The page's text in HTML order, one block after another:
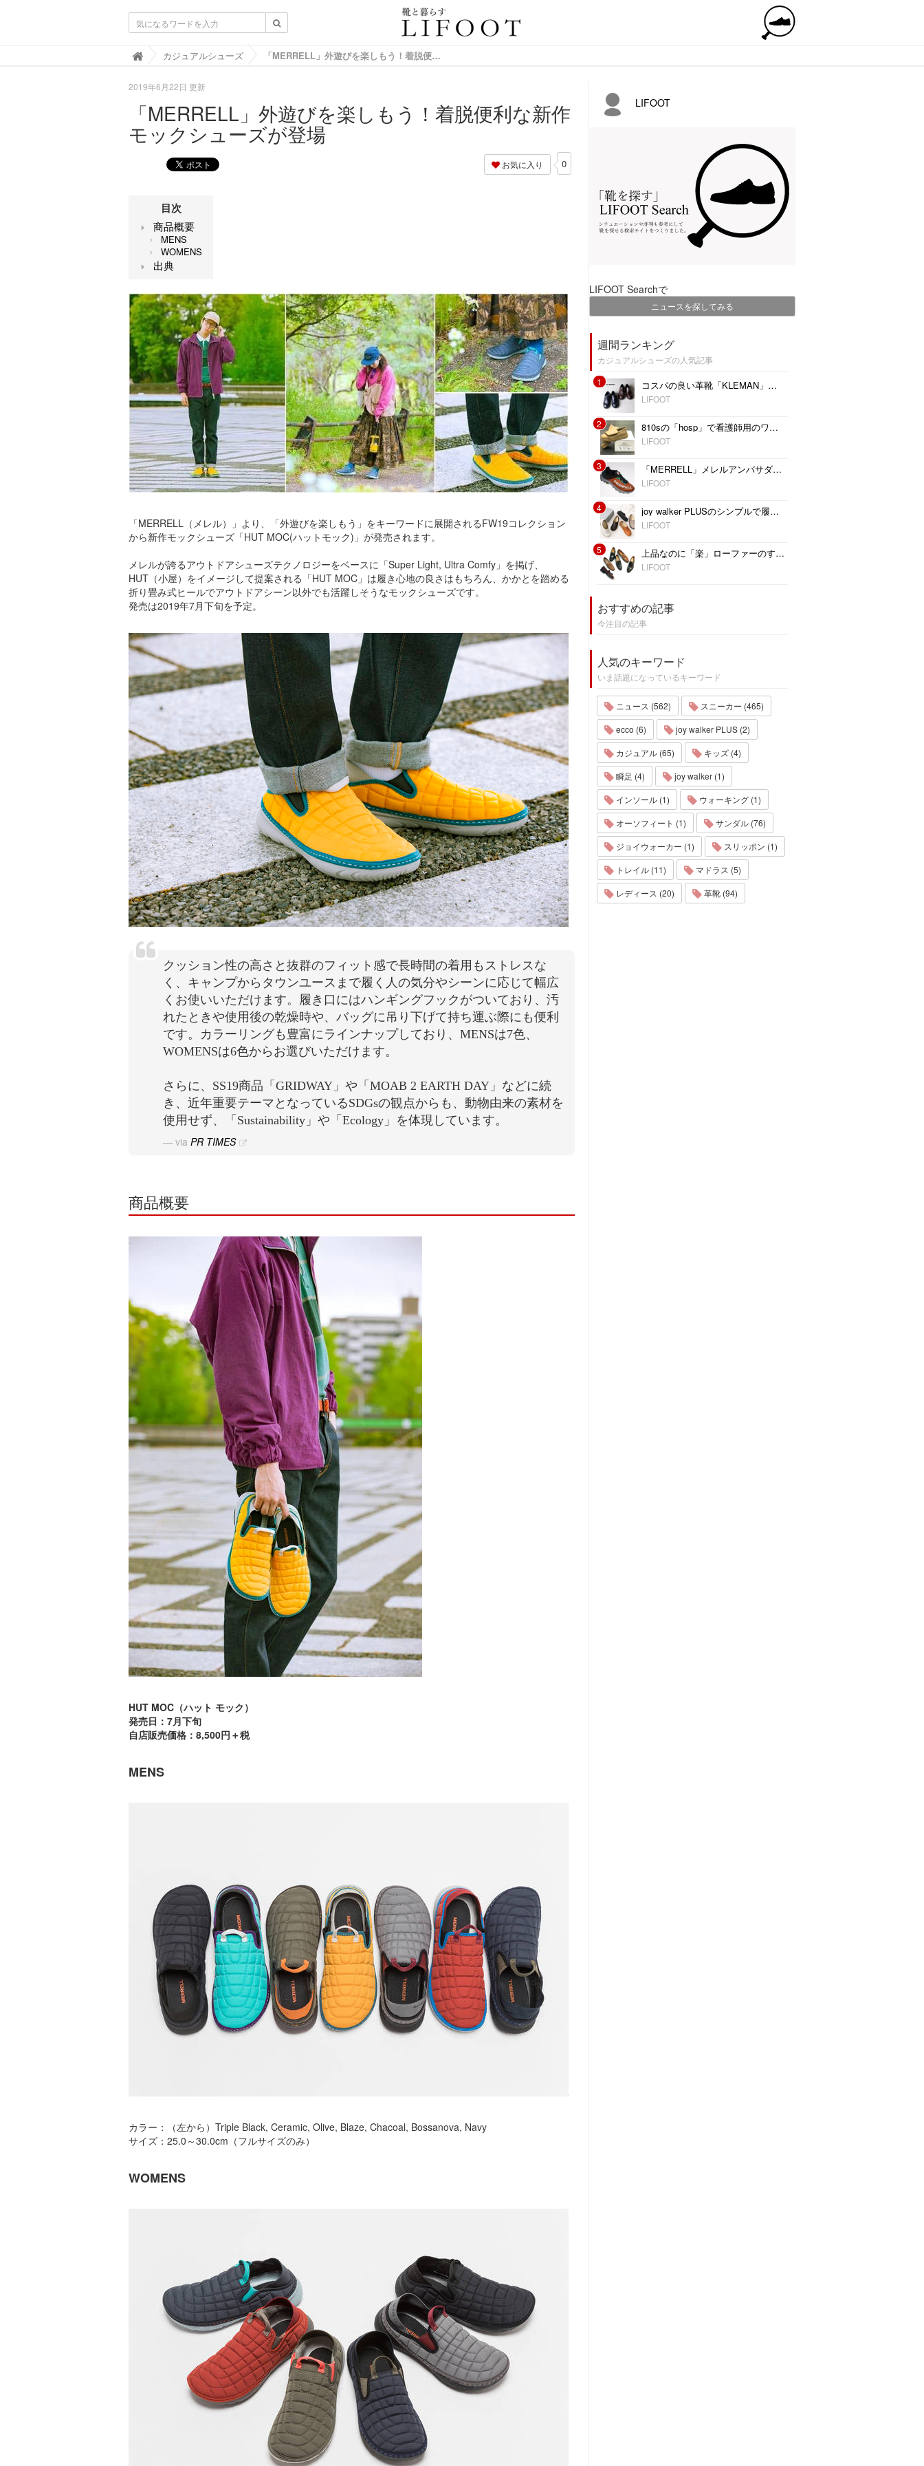
靴と暮らすLIFOOT【ライフット】-靴の情報サイト
カジュアルシューズ 「MERRELL」外遊びを楽しもう！着脱便利な新作モックシューズが登場
2019年6月22日 更新
「MERRELL」外遊びを楽しもう！着脱便利な新作
モックシューズが登場
お気に入り 0
目次
商品概要
MENS
WOMENS
出典
「MERRELL（メレル）」より、「外遊びを楽しもう」をキーワードに展開されるFW19コレクション
から新作モックシューズ「HUT MOC(ハットモック)」が発売されます。
メレルが誇るアウトドアシューズテクノロジーをベースに「Super Light, Ultra Comfy」を掲げ、
HUT（小屋）をイメージして提案される「HUT MOC」は履き心地の良さはもちろん、かかとを踏める
折り畳み式ヒールでアウトドアシーン以外でも活躍しそうなモックシューズです。
発売は2019年7月下旬を予定。
クッション性の高さと抜群のフィット感で長時間の着用もストレスな
く、キャンプからタウンユースまで履く人の気分やシーンに応じて幅広
くお使いいただけます。履き口にはハンギングフックがついており、汚
れたときや使用後の乾燥時や、バッグに吊り下げて持ち運ぶ際にも便利
です。カラーリングも豊富にラインナップしており、MENSは7色、
WOMENSは6色からお選びいただけます。
さらに、SS19商品「GRIDWAY」や「MOAB 2 EARTH DAY」などに続
き、近年重要テーマとなっているSDGsの観点からも、動物由来の素材を
使用せず、「Sustainability」や「Ecology」を体現しています。
via PR TIMES
商品概要
HUT MOC（ハット モック）
発売日：7月下旬
自店販売価格：8,500円＋税
MENS
カラー：（左から）Triple Black, Ceramic, Olive, Blaze, Chacoal, Bossanova, Navy
サイズ：25.0～30.0cm（フルサイズのみ）
WOMENS
LIFOOT
LIFOOT Searchで
ニュースを探してみる
週間ランキング
カジュアルシューズの人気記事
1
コスパの良い革靴「KLEMAN」のおすすめ3型
LIFOOT
2 810sの「hosp」で看護師用のワークシューズをデイリーに履く
LIFOOT
3 「MERRELL」メレルアンバサダーと共同開発したトレイルランニングシューズ最上位モデルが登場
LIFOOT
4 joy walker PLUSのシンプルで履きやすい定番コレクション
LIFOOT
5 上品なのに「楽」ローファーのすすめ
LIFOOT
おすすめの記事
今注目の記事
人気のキーワード
いま話題になっているキーワード
ニュース (562)
スニーカー (465)
ecco (6)
joy walker PLUS (2)
カジュアル (65)
キッズ (4)
瞬足 (4)
joy walker (1)
インソール (1)
ウォーキング (1)
オーソフィート (1)
サンダル (76)
ジョイウォーカー (1)
スリッポン (1)
トレイル (11)
マドラス (5)
レディース (20)
革靴 (94)